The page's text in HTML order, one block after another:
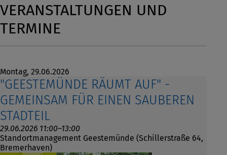
VERANSTALTUNGEN UND
TERMINE
Montag, 29.06.2026
"GEESTEMÜNDE RÄUMT AUF" -
GEMEINSAM FÜR EINEN SAUBEREN
STADTEIL
29.06.2026 11:00–13:00
Standortmanagement Geestemünde (Schillerstraße 64,
Bremerhaven)